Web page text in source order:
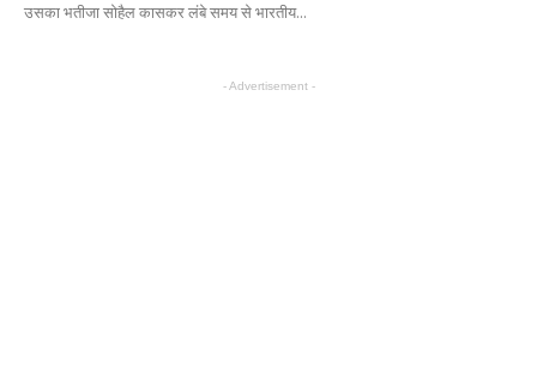
उसका भतीजा सोहैल कासकर लंबे समय से भारतीय...
- Advertisement -